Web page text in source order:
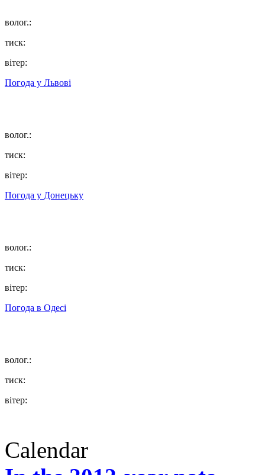
волог.:
тиск:
вітер:
Погода у Львові
волог.:
тиск:
вітер:
Погода у Донецьку
волог.:
тиск:
вітер:
Погода в Одесі
волог.:
тиск:
вітер:
Calendar